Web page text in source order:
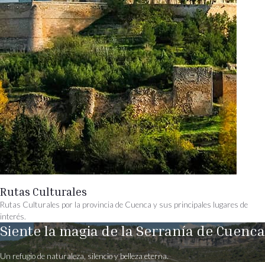
Rutas Culturales
Rutas Culturales por la provincia de Cuenca y sus principales lugares de
interés.
Siente la magia de la Serranía de Cuenca
Un refugio de naturaleza, silencio y belleza eterna.